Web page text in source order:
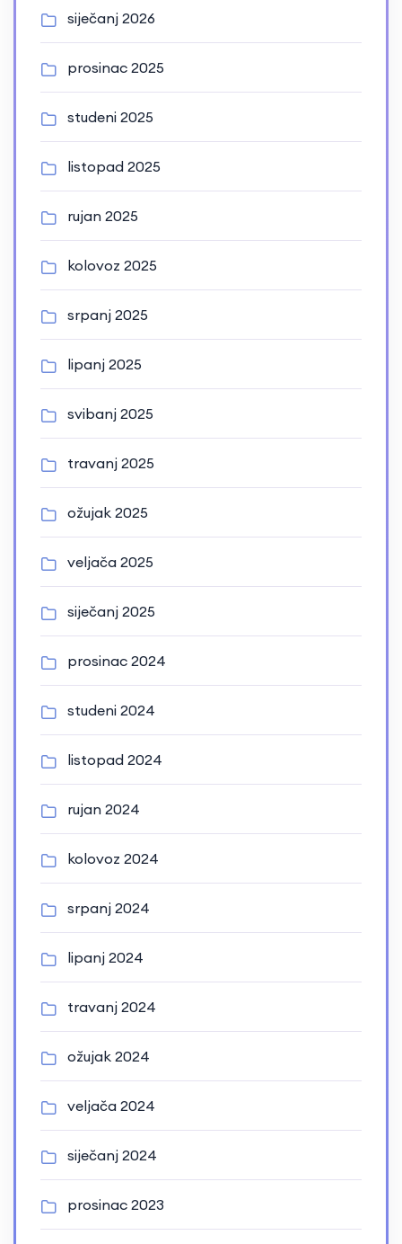
siječanj 2026
prosinac 2025
studeni 2025
listopad 2025
rujan 2025
kolovoz 2025
srpanj 2025
lipanj 2025
svibanj 2025
travanj 2025
ožujak 2025
veljača 2025
siječanj 2025
prosinac 2024
studeni 2024
listopad 2024
rujan 2024
kolovoz 2024
srpanj 2024
lipanj 2024
travanj 2024
ožujak 2024
veljača 2024
siječanj 2024
prosinac 2023